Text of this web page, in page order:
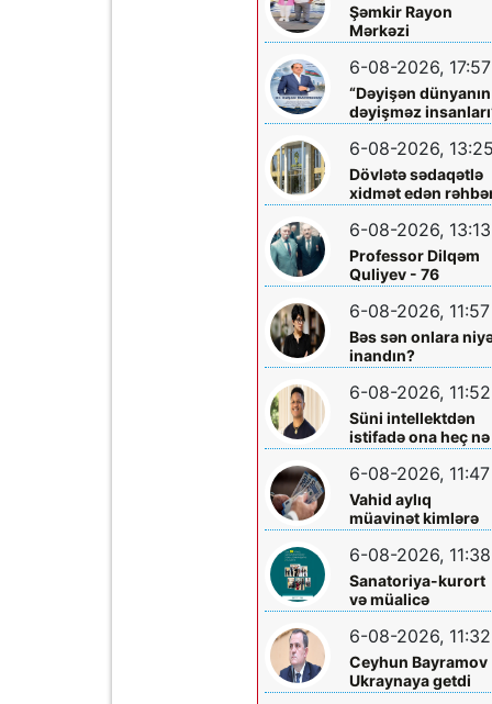
Şəmkir Rayon
Mərkəzi
Xəstəxanasının
həkimi Ceyhun
Rəsulov və arvadı
Arzu Əskərovanın
icra etdiyi mioma
əməliyyatından
sonra qadının
ölümü ilə bağlı
Şəmkir rayon
araşdırma aparılır
6-08-2026, 17:57
“Dəyişən dünyanın
dəyişməz
layihəsində...
6-08-2026, 13:25
Dövlətə sədaqətlə
xidmət edən
Şəmkir Elektrik
Şəbəkəsinin rəisi
Mehman Xəlilovun
fəaliyyəti
6-08-2026, 13:13
Professor Dilqəm
Quliyev - 76
6-08-2026, 11:57
Bəs sən onlara
inandın?
6-08-2026, 11:52
Süni intellektdən
istifadə ona heç nə
qazandırmadı...
6-08-2026, 11:47
Vahid aylıq
müavinət kimlərə
verilir? - Dövlət
Komitəsindən
açıqlama vahid-
ayliq-muavinet-
kimlere-verilir
6-08-2026, 11:38
Sanatoriya-kurort
və müalicə
mərkəzlərinə yola
salındılar
6-08-2026, 11:32
Ceyhun Bayramov
Ukraynaya getdi